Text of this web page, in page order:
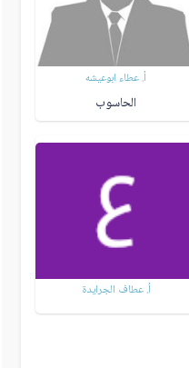
أ. عطاء ابوعيشه
الحاسوب
أ. عطاف الجرايدة